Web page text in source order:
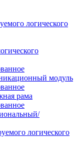
логического
модуль
рама
логического